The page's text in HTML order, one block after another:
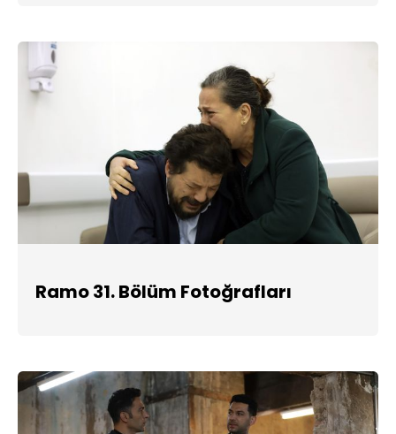
Ramo 31. Bölüm Fotoğrafları